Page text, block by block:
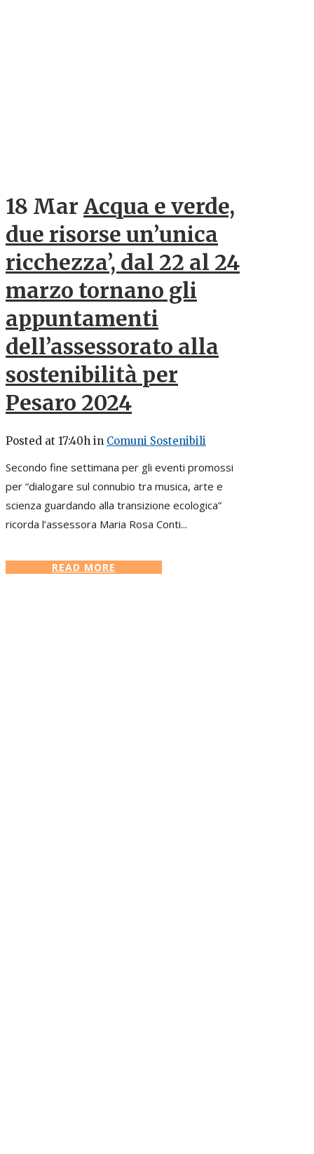
18 Mar Acqua e verde,
due risorse un’unica
ricchezza’, dal 22 al 24
marzo tornano gli
appuntamenti
dell’assessorato alla
sostenibilità per
Pesaro 2024
Posted at 17:40h in Comuni Sostenibili
Secondo fine settimana per gli eventi promossi
per “dialogare sul connubio tra musica, arte e
scienza guardando alla transizione ecologica”
ricorda l’assessora Maria Rosa Conti...
READ MORE